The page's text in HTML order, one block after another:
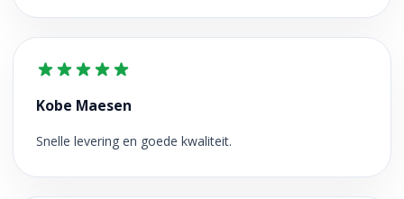
Kobe Maesen
Snelle levering en goede kwaliteit.